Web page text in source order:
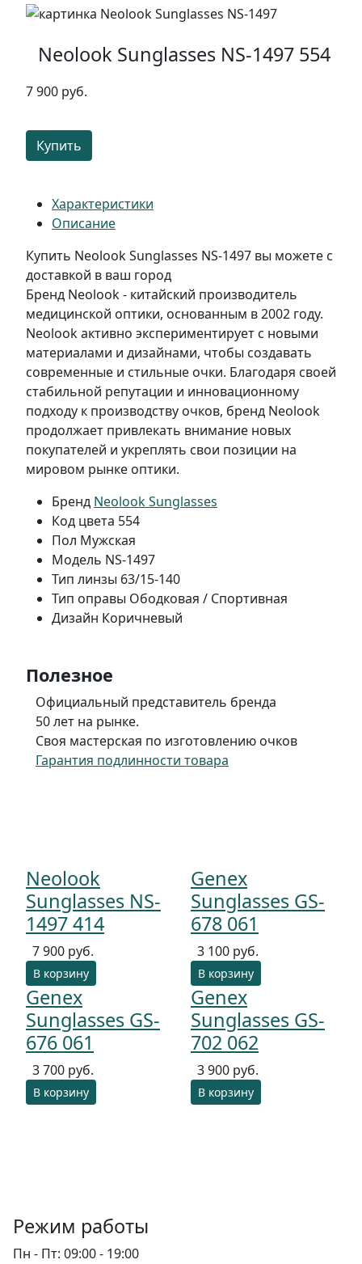
Neolook Sunglasses NS-1497 554
7 900 руб.
Купить
Характеристики
Описание
Купить Neolook Sunglasses NS-1497 вы можете с
доставкой в ваш город
Бренд Neolook - китайский производитель
медицинской оптики, основанным в 2002 году.
Neolook активно экспериментирует с новыми
материалами и дизайнами, чтобы создавать
современные и стильные очки. Благодаря своей
стабильной репутации и инновационному
подходу к производству очков, бренд Neolook
продолжает привлекать внимание новых
покупателей и укреплять свои позиции на
мировом рынке оптики.
Бренд Neolook Sunglasses
Код цвета 554
Пол Мужская
Модель NS-1497
Тип линзы 63/15-140
Тип оправы Ободковая / Спортивная
Дизайн Коричневый
Полезное
Официальный представитель бренда
50 лет на рынке.
Своя мастерская по изготовлению очков
Гарантия подлинности товара
Neolook
Sunglasses NS-
1497 414
7 900 руб.
В корзину
Genex
Sunglasses GS-
678 061
3 100 руб.
В корзину
Genex
Sunglasses GS-
676 061
3 700 руб.
В корзину
Genex
Sunglasses GS-
702 062
3 900 руб.
В корзину
Режим работы
Пн - Пт: 09:00 - 19:00